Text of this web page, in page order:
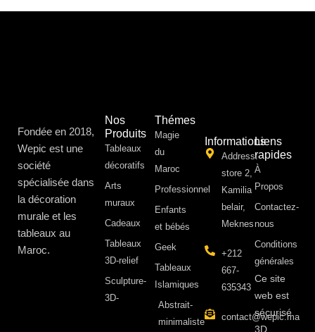
Fondée en 2018,
Wepic est une
société
spécialisée dans
la décoration
murale et les
tableaux au
Maroc.
Nos
Produits
Tableaux
décoratifs
Arts
muraux
Cadeaux
Tableaux
3D-relief
Sculpture-
3D-
Thémes
Magie
du
Maroc
Professionnel
Enfants
et bébés
Geek
Tableaux
Islamiques
Abstrait-
minimaliste
Informations
Address:
store 2,
Kamilia
belair,
Meknes
+212
667-
635343
contact@wepic.ma
Liens
rapides
À
Propos ​
Contactez-
nous
Conditions
générales
Ce site
web est
sécurisé
3D